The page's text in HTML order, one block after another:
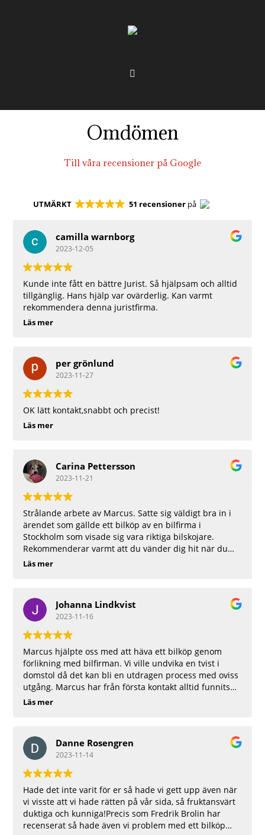
Omdömen
Till våra recensioner på Google
UTMÄRKT 51 recensionerpå
camilla warnborg
2023-12-05
Kunde inte fått en bättre Jurist. Så hjälpsam och alltid
tillgänglig. Hans hjälp var ovärderlig. Kan varmt
rekommendera denna juristfirma.
Läs mer
per grönlund
2023-11-27
OK lätt kontakt,snabbt och precist!
Läs mer
Carina Pettersson
2023-11-21
Strålande arbete av Marcus. Satte sig väldigt bra in i
ärendet som gällde ett bilköp av en bilfirma i
Stockholm som visade sig vara riktiga bilskojare.
Rekommenderar varmt att du vänder dig hit när du
behöver juristhjälp.
Läs mer
Johanna Lindkvist
2023-11-16
Marcus hjälpte oss med att häva ett bilköp genom
förlikning med bilfirman. Vi ville undvika en tvist i
domstol då det kan bli en utdragen process med oviss
utgång. Marcus har från första kontakt alltid funnits
tillgänglig med snabb återkoppling och han har var
Läs mer
Danne Rosengren
2023-11-14
Hade det inte varit för er så hade vi gett upp även när
vi visste att vi hade rätten på vår sida, så fruktansvärt
duktiga och kunniga!Precis som Fredrik Brolin har
recenserat så hade även vi problem med ett bilköp